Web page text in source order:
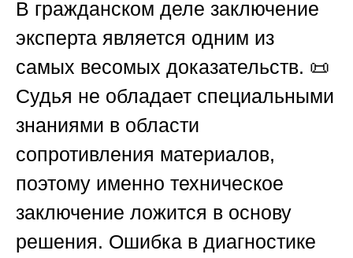
В гражданском деле заключение
эксперта является одним из
самых весомых доказательств. 📜
Судья не обладает специальными
знаниями в области
сопротивления материалов,
поэтому именно техническое
заключение ложится в основу
решения. Ошибка в диагностике